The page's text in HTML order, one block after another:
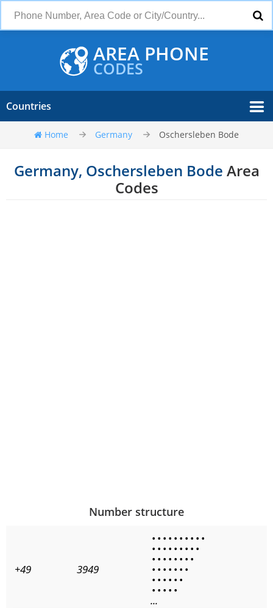
AREA PHONE
CODES
Countries
Home Germany Oschersleben Bode
Germany, Oschersleben Bode Area
Codes
Number structure
+49 3949
• • • • • • • • • •
• • • • • • • • •
• • • • • • • •
• • • • • • •
• • • • • •
• • • • •
...